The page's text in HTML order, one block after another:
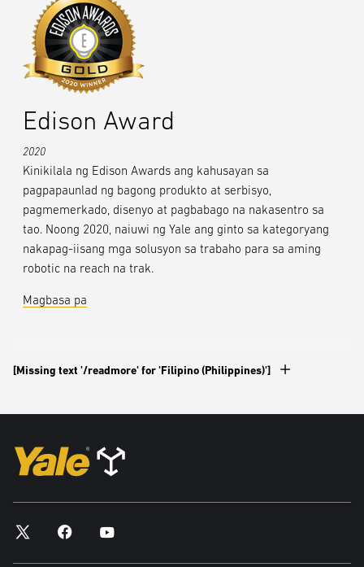
Edison Award
2020
Kinikilala ng Edison Awards ang kahusayan sa
pagpapaunlad ng bagong produkto at serbisyo,
pagmemerkado, disenyo at pagbabago na nakasentro sa
tao. Noong 2020, naiuwi ng Yale ang ginto sa kategoryang
nakapag-iisang mga solusyon sa trabaho para sa aming
robotic na reach na trak.
Magbasa pa
Inbound Logistics Top 75
Green Supply Chain Projects
(G75)
2020, 2019, 2018, 2017, 2016, 2015, 2014, 2013, 2012
[Missing text '/readmore' for 'Filipino (Philippines)']